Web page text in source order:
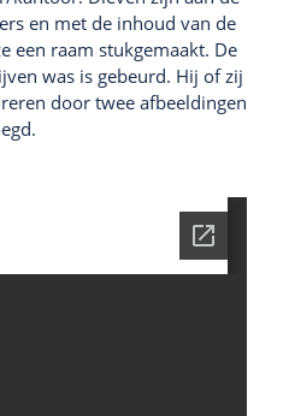
en met de inhoud van de
een raam stukgemaakt. De
was is gebeurd. Hij of zij
door twee afbeeldingen